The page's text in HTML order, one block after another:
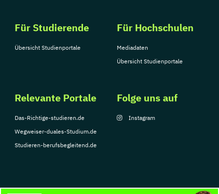
Für Studierende
Übersicht Studienportale
Für Hochschulen
Mediadaten
Übersicht Studienportale
Relevante Portale
Das-Richtige-studieren.de
Wegweiser-duales-Studium.de
Studieren-berufsbegleitend.de
Folge uns auf
Instagram